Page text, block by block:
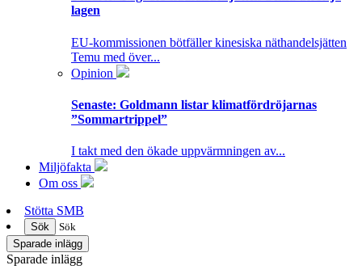
lagen
EU-kommissionen bötfäller kinesiska näthandelsjätten
Temu med över...
Opinion
Senaste: Goldmann listar klimatfördröjarnas
”Sommartrippel”
I takt med den ökade uppvärmningen av...
Miljöfakta
Om oss
Stötta SMB
Sök
Sök
Sparade inlägg
Sparade inlägg